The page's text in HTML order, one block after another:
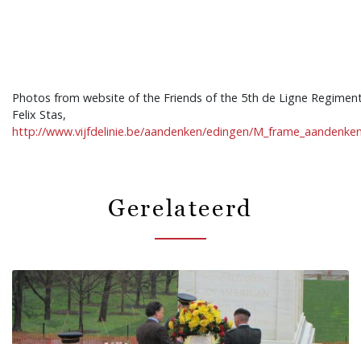
Photos from website of the Friends of the 5th de Ligne
Felix Stas,
http://www.vijfdelinie.be/aandenken/edingen/
Gerelateerd